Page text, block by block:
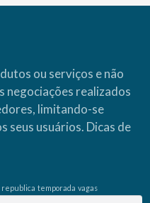
ou serviços e não
negociações realizados
limitando-se
seus usuários. Dicas de
republica temporada vagas